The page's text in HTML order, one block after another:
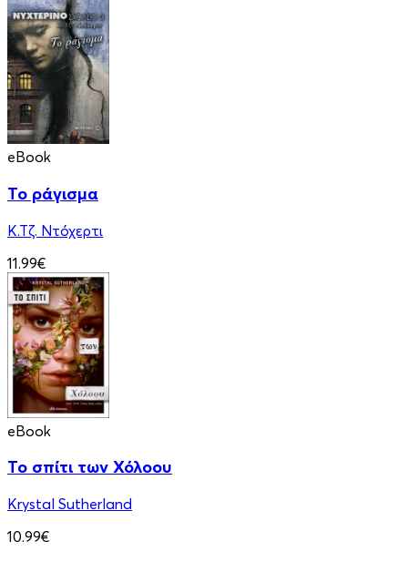
eBook
Το ράγισμα
Κ.Τζ. Ντόχερτι
11.99€
eBook
Το σπίτι των Χόλοου
Krystal Sutherland
10.99€